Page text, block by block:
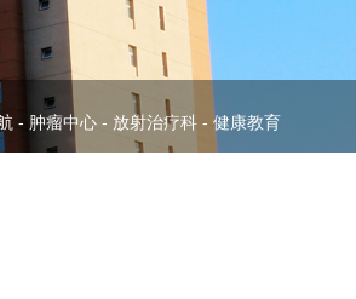
- 肿瘤中心 - 放射治疗科 - 健康教育